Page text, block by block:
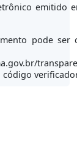
emitido
pode ser
código